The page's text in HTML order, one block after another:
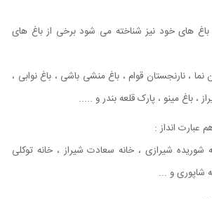
های خود نیز شناخته می شود برخی از باغ های
نما ، نارنجستان قوام ، باغ منشی باشی ، باغ نوابی ،
، باغ مینو ، پارک قلعه بندر و .....
عبارت انداز :
شوریده شیرازی ، خانه سعادت شیراز ، خانه توکلی
شاپوری و ...